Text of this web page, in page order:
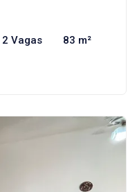
2 Vagas 83 m²